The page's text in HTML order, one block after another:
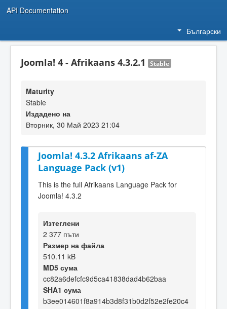
API Documentation
Български
Joomla! 4 - Afrikaans 4.3.2.1 Stable
Maturity
Stable
Издадено на
Вторник, 30 Май 2023 21:04
Joomla! 4.3.2 Afrikaans af-ZA
Language Pack (v1)
This is the full Afrikaans Language Pack for
Joomla! 4.3.2
Изтеглени
2 377 пъти
Размер на файла
510.11 kB
MD5 сума
cc82a6defcfc9d5ca41838dad4b62baa
SHA1 сума
b3ee014601f8a914b3d8f31b0d2f52e2fe20c4